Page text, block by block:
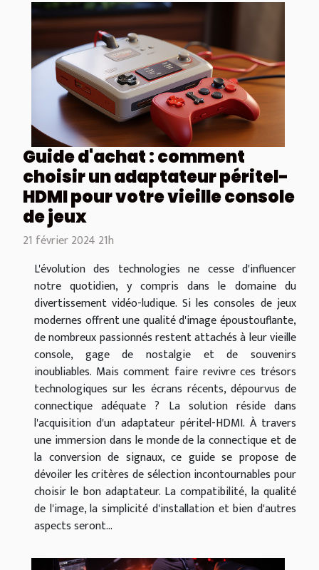
Guide d'achat : comment
choisir un adaptateur péritel-
HDMI pour votre vieille console
de jeux
21 février 2024 21h
L'évolution des technologies ne cesse d'influencer
notre quotidien, y compris dans le domaine du
divertissement vidéo-ludique. Si les consoles de jeux
modernes offrent une qualité d'image époustouflante,
de nombreux passionnés restent attachés à leur vieille
console, gage de nostalgie et de souvenirs
inoubliables. Mais comment faire revivre ces trésors
technologiques sur les écrans récents, dépourvus de
connectique adéquate ? La solution réside dans
l'acquisition d'un adaptateur péritel-HDMI. À travers
une immersion dans le monde de la connectique et de
la conversion de signaux, ce guide se propose de
dévoiler les critères de sélection incontournables pour
choisir le bon adaptateur. La compatibilité, la qualité
de l'image, la simplicité d'installation et bien d'autres
aspects seront...